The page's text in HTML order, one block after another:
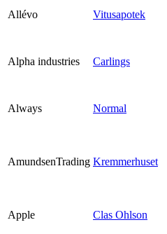
Allévo Vitusapotek
Alpha industries Carlings
Always Normal
AmundsenTrading Kremmerhuset
Apple Clas Ohlson